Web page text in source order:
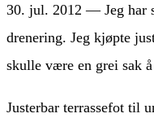
30. jul. 2012 — Jeg har
drenering. Jeg kjøpte
skulle være en grei sak
Justerbar terrassefot til